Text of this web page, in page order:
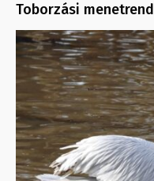
Toborzási menetrend